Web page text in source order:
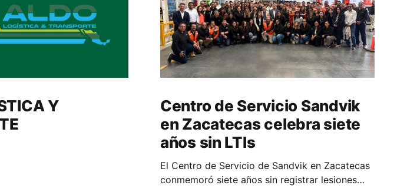
Y
Centro de Servicio Sandvik
en Zacatecas celebra siete
años sin LTIs
El Centro de Servicio de Sandvik en Zacatecas
conmemoró siete años sin registrar lesiones